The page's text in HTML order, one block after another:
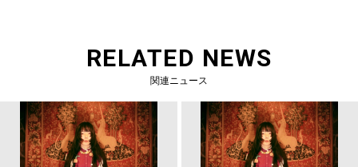
RELATED NEWS
関連ニュース